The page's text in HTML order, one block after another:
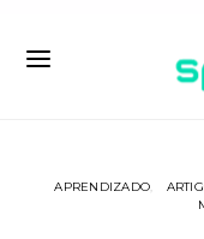
APRENDIZADO